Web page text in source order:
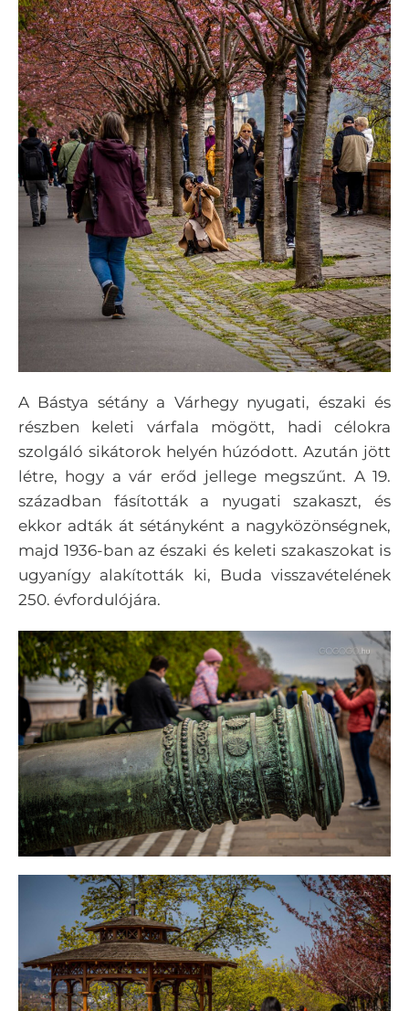
A Bástya sétány a Várhegy nyugati, északi és
részben keleti várfala mögött, hadi célokra
szolgáló sikátorok helyén húzódott. Azután jött
létre, hogy a vár erőd jellege megszűnt. A 19.
században fásították a nyugati szakaszt, és
ekkor adták át sétányként a nagyközönségnek,
majd 1936-ban az északi és keleti szakaszokat is
ugyanígy alakították ki, Buda visszavételének
250. évfordulójára.